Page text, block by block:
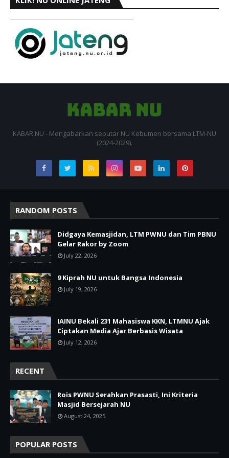
KABAR NU - Mengabarkan seputar NU Kebumen bersama LTM-NU
(2024-2029).
RANDOM POSTS
Didgaya Kemasjidan, LTM PWNU dan Tim PBNU
Gelar Rakor by Zoom
July 22, 2026
9 Kiprah NU untuk Bangsa Indonesia
July 19, 2026
IAINU Bekali 231 Mahasiswa KKN, LTMNU Ajak
Ciptakan Media Ajar Berbasis Wisata
July 12, 2026
RECENT
Rois PWNU Serahkan Prasasti, Ini Kriteria
Masjid Bersejarah NU
August 24, 2025
POPULAR POSTS